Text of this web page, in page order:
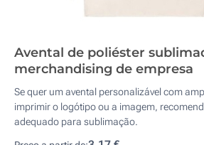
Avental de poliéster
merchandising de empresa
Se quer um avental personalizável com
imprimir o logótipo ou a imagem,
adequado para sublimação.